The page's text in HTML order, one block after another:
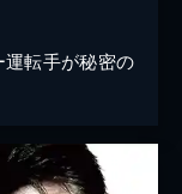
転手が秘密の